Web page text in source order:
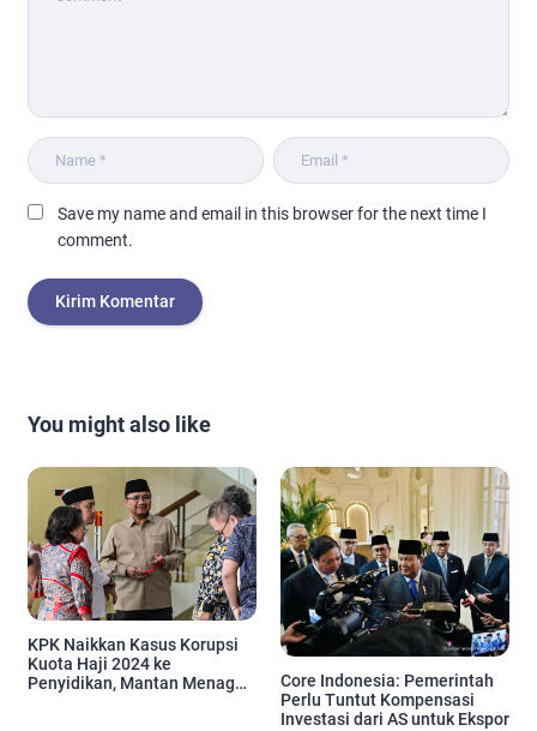
Save my name and email in this browser for the next time I
comment.
You might also like
KPK Naikkan Kasus Korupsi
Kuota Haji 2024 ke
Penyidikan, Mantan Menag
Core Indonesia: Pemerintah
Perlu Tuntut Kompensasi
Investasi dari AS untuk Ekspor